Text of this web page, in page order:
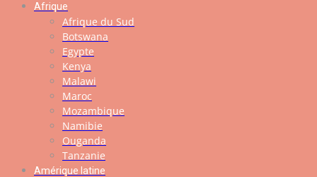
Afrique
Afrique du Sud
Botswana
Egypte
Kenya
Malawi
Maroc
Mozambique
Namibie
Ouganda
Tanzanie
Amérique latine